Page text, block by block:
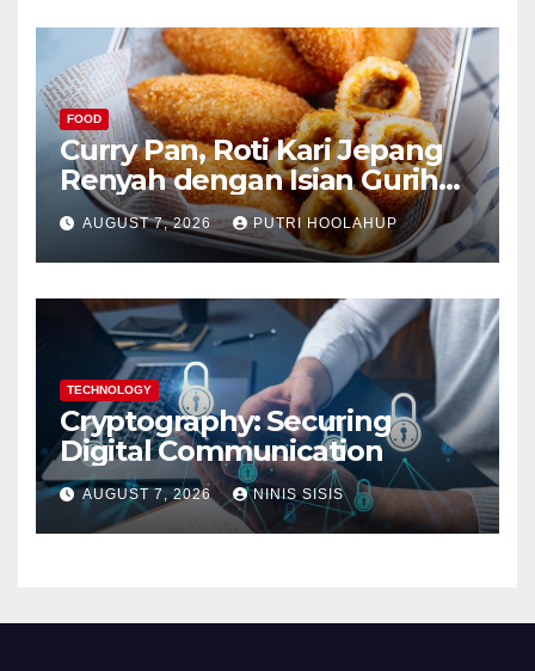
FOOD
Curry Pan, Roti Kari Jepang
Renyah dengan Isian Gurih
Menggoda
AUGUST 7, 2026 PUTRI HOOLAHUP
TECHNOLOGY
Cryptography: Securing
Digital Communication
AUGUST 7, 2026 NINIS SISIS